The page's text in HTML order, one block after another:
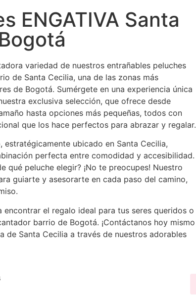
ENGATIVA Santa
variedad de nuestros entrañables peluches
de Santa Cecilia, una de las zonas más
de Bogotá. Sumérgete en una experiencia única
exclusiva selección, que ofrece desde
hasta opciones más pequeñas, todos con
que los hace perfectos para abrazar y regalar.
estratégicamente ubicado en Santa Cecilia,
perfecta entre comodidad y accesibilidad.
qué peluche elegir? ¡No te preocupes! Nuestro
guiarte y asesorarte en cada paso del camino,
encontrar el regalo ideal para tus seres queridos o
barrio de Bogotá. ¡Contáctanos hoy mismo
de Santa Cecilia a través de nuestros adorables